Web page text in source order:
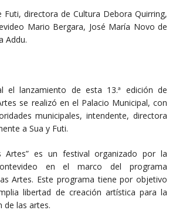
Futi, directora de Cultura Debora Quirring,
Mario Bergara, José María Novo de
Addu.
el lanzamiento de esta 13.ª edición de
se realizó en el Palacio Municipal, con
municipales, intendente, directora
a Sua y Futi.
Artes” es un festival organizado por la
en el marco del programa
Artes. Este programa tiene por objetivo
libertad de creación artística para la
de las artes.